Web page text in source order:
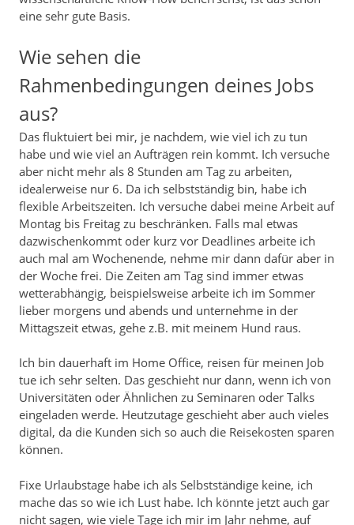
eine sehr gute Basis.
Wie sehen die
Rahmenbedingungen deines Jobs
aus?
Das fluktuiert bei mir, je nachdem, wie viel ich zu tun
habe und wie viel an Aufträgen rein kommt. Ich versuche
aber nicht mehr als 8 Stunden am Tag zu arbeiten,
idealerweise nur 6. Da ich selbstständig bin, habe ich
flexible Arbeitszeiten. Ich versuche dabei meine Arbeit auf
Montag bis Freitag zu beschränken. Falls mal etwas
dazwischenkommt oder kurz vor Deadlines arbeite ich
auch mal am Wochenende, nehme mir dann dafür aber in
der Woche frei. Die Zeiten am Tag sind immer etwas
wetterabhängig, beispielsweise arbeite ich im Sommer
lieber morgens und abends und unternehme in der
Mittagszeit etwas, gehe z.B. mit meinem Hund raus.
Ich bin dauerhaft im Home Office, reisen für meinen Job
tue ich sehr selten. Das geschieht nur dann, wenn ich von
Universitäten oder Ähnlichen zu Seminaren oder Talks
eingeladen werde. Heutzutage geschieht aber auch vieles
digital, da die Kunden sich so auch die Reisekosten sparen
können.
Fixe Urlaubstage habe ich als Selbstständige keine, ich
mache das so wie ich Lust habe. Ich könnte jetzt auch gar
nicht sagen, wie viele Tage ich mir im Jahr nehme, auf